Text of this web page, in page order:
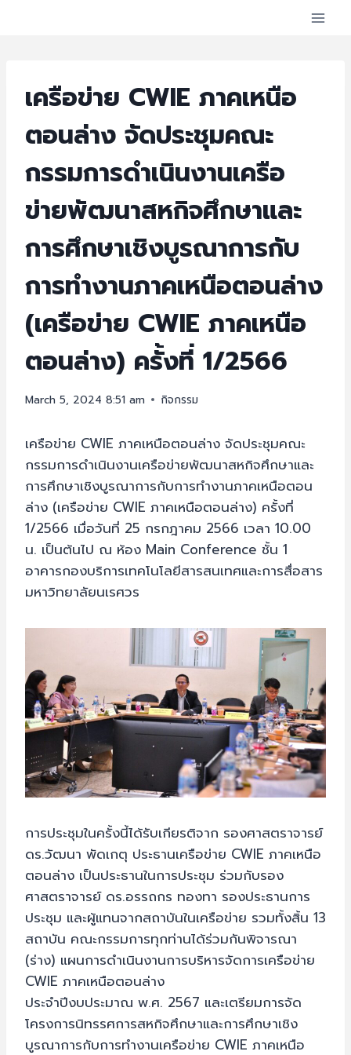
เครือข่าย CWIE ภาคเหนือ
ตอนล่าง จัดประชุมคณะ
กรรมการดำเนินงานเครือ
ข่ายพัฒนาสหกิจศึกษาและ
การศึกษาเชิงบูรณาการกับ
การทำงานภาคเหนือตอนล่าง
(เครือข่าย CWIE ภาคเหนือ
ตอนล่าง) ครั้งที่ 1/2566
March 5, 2024 8:51 am กิจกรรม
เครือข่าย CWIE ภาคเหนือตอนล่าง จัดประชุมคณะ
กรรมการดำเนินงานเครือข่ายพัฒนาสหกิจศึกษาและ
การศึกษาเชิงบูรณาการกับการทำงานภาคเหนือตอน
ล่าง (เครือข่าย CWIE ภาคเหนือตอนล่าง) ครั้งที่
1/2566 เมื่อวันที่ 25 กรกฎาคม 2566 เวลา 10.00
น. เป็นต้นไป ณ ห้อง Main Conference ชั้น 1
อาคารกองบริการเทคโนโลยีสารสนเทศและการสื่อสาร
มหาวิทยาลัยนเรศวร
การประชุมในครั้งนี้ได้รับเกียรติจาก รองศาสตราจารย์
ดร.วัฒนา พัดเกตุ ประธานเครือข่าย CWIE ภาคเหนือ
ตอนล่าง เป็นประธานในการประชุม ร่วมกับรอง
ศาสตราจารย์ ดร.อรรถกร ทองทา รองประธานการ
ประชุม และผู้แทนจากสถาบันในเครือข่าย รวมทั้งสิ้น 13
สถาบัน คณะกรรมการทุกท่านได้ร่วมกันพิจารณา
(ร่าง) แผนการดำเนินงานการบริหารจัดการเครือข่าย
CWIE ภาคเหนือตอนล่าง
ประจำปีงบประมาณ พ.ศ. 2567 และเตรียมการจัด
โครงการนิทรรศการสหกิจศึกษาและการศึกษาเชิง
บูรณาการกับการทำงานเครือข่าย CWIE ภาคเหนือ